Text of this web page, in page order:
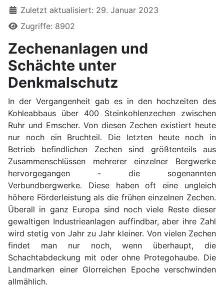
Zuletzt aktualisiert: 29. Januar 2023
Zugriffe: 8902
Zechenanlagen und
Schächte unter
Denkmalschutz
In der Vergangenheit gab es in den hochzeiten des
Kohleabbaus über 400 Steinkohlenzechen zwischen
Ruhr und Emscher. Von diesen Zechen existiert heute
nur noch ein Bruchteil. Die letzten heute noch in
Betrieb befindlichen Zechen sind größtenteils aus
Zusammenschlüssen mehrerer einzelner Bergwerke
hervorgegangen - die sogenannten
Verbundbergwerke. Diese haben oft eine ungleich
höhere Förderleistung als die frühen einzelnen Zechen.
Überall in ganz Europa sind noch viele Reste dieser
gewaltigen Industrieanlagen auffindbar, aber ihre Zahl
wird stetig von Jahr zu Jahr kleiner. Von vielen Zechen
findet man nur noch, wenn überhaupt, die
Schachtabdeckung mit oder ohne Protegohaube. Die
Landmarken einer Glorreichen Epoche verschwinden
allmählich.